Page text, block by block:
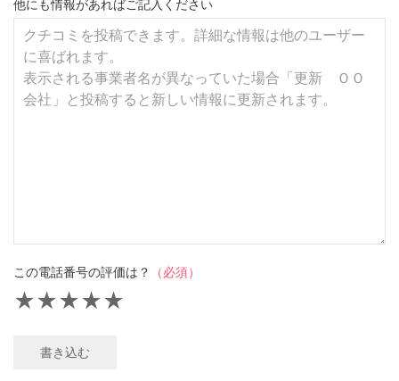
他にも情報があればご記入ください
この電話番号の評価は？ （必須）
★
★
★
★
★
書き込む